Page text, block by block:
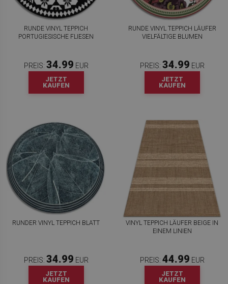
RUNDE VINYL TEPPICH
PORTUGIESISCHE FLIESEN
PREIS: 34.99 EUR
JETZT
KAUFEN
RUNDE VINYL TEPPICH LÄUFER
VIELFÄLTIGE BLUMEN
PREIS: 34.99 EUR
JETZT
KAUFEN
RUNDER VINYL TEPPICH BLATT
PREIS: 34.99 EUR
JETZT
KAUFEN
VINYL TEPPICH LÄUFER BEIGE IN
EINEM LINIEN
PREIS: 44.99 EUR
JETZT
KAUFEN